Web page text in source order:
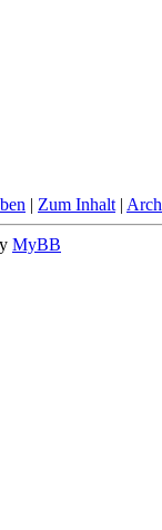
| Zum Inhalt |
MyBB